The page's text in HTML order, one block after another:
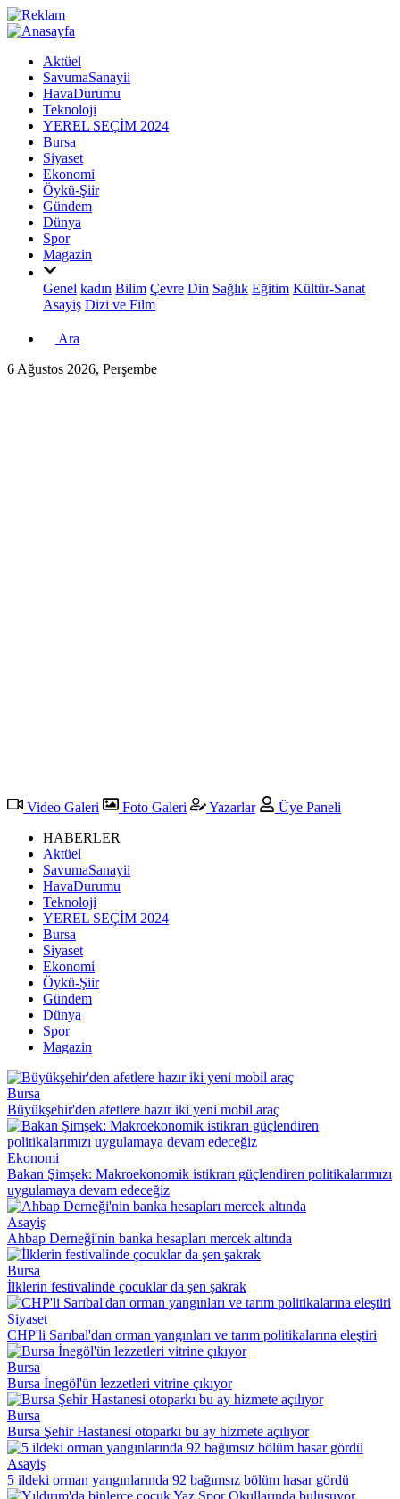
Aktüel
SavumaSanayii
HavaDurumu
Teknoloji
YEREL SEÇİM 2024
Bursa
Siyaset
Ekonomi
Öykü-Şiir
Gündem
Dünya
Spor
Magazin
Genel kadın Bilim Çevre Din Sağlık Eğitim Kültür-Sanat
Asayiş Dizi ve Film
Ara
6 Ağustos 2026, Perşembe
Video Galeri Foto Galeri Yazarlar
Üye Paneli
HABERLER
Aktüel
SavumaSanayii
HavaDurumu
Teknoloji
YEREL SEÇİM 2024
Bursa
Siyaset
Ekonomi
Öykü-Şiir
Gündem
Dünya
Spor
Magazin
Bursa
Büyükşehir'den afetlere hazır iki yeni mobil araç
Ekonomi
Bakan Şimşek: Makroekonomik istikrarı güçlendiren politikalarımızı
uygulamaya devam edeceğiz
Asayiş
Ahbap Derneği'nin banka hesapları mercek altında
Bursa
İlklerin festivalinde çocuklar da şen şakrak
Siyaset
CHP'li Sarıbal'dan orman yangınları ve tarım politikalarına eleştiri
Bursa
Bursa İnegöl'ün lezzetleri vitrine çıkıyor
Bursa
Bursa Şehir Hastanesi otoparkı bu ay hizmete açılıyor
Asayiş
5 ildeki orman yangınlarında 92 bağımsız bölüm hasar gördü